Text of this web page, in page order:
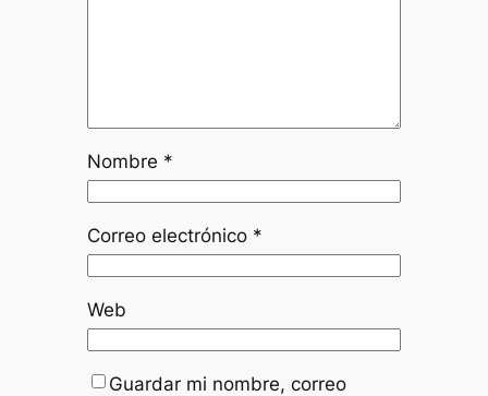
Nombre *
Correo electrónico *
Web
Guardar mi nombre, correo